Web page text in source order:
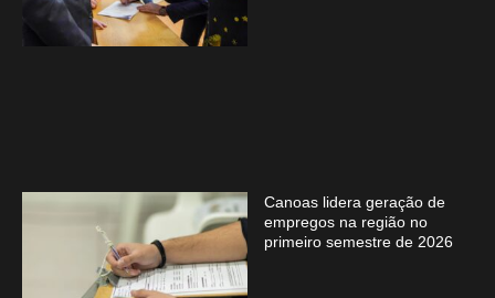
Canoas lidera geração de
empregos na região no
primeiro semestre de 2026